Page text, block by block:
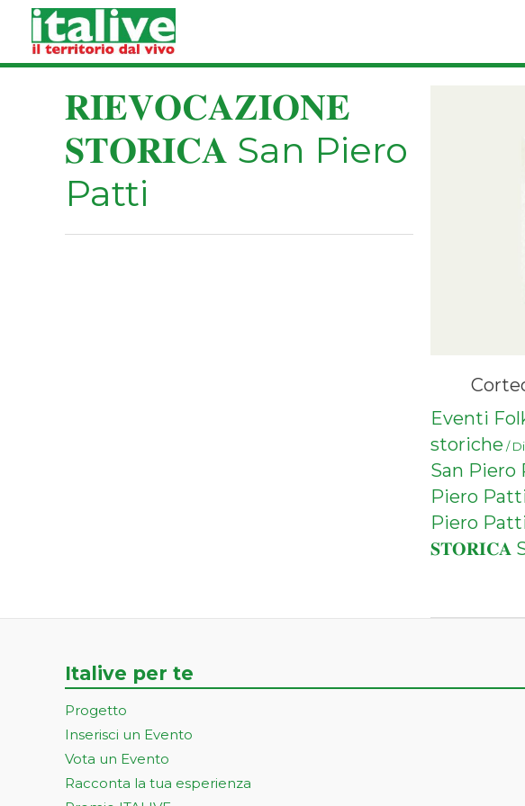
contenuto
𝐑𝐈𝐄𝐕𝐎𝐂𝐀𝐙𝐈𝐎𝐍𝐄
𝐒𝐓𝐎𝐑𝐈𝐂𝐀 San Piero
Patti
Eventi
storiche / Di
San Piero
Piero
Piero
𝐒𝐓𝐎𝐑𝐈𝐂𝐀
Italive per te
Progetto
Inserisci un Evento
Vota un Evento
Racconta la tua esperienza